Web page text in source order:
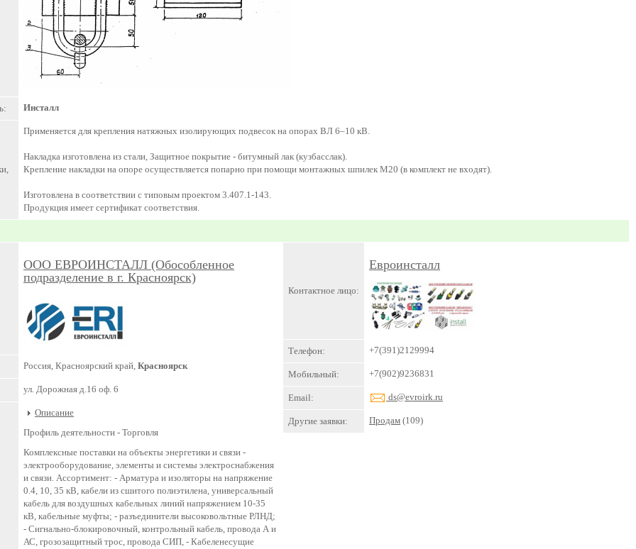
Инсталл
Применяется для крепления натяжных изолирующих подвесок на опорах ВЛ 6–10 кВ.
Накладка изготовлена из стали, Защитное покрытие - битумный лак (кузбасслак).
Крепление накладки на опоре осуществляется попарно при помощи монтажных шпилек М20 (в комплект не входят).
Изготовлена в соответствии с типовым проектом 3.407.1-143.
Продукция имеет сертификат соответствия.
ООО ЕВРОИНСТАЛЛ (Обособленное
подразделение в г. Красноярск)
Россия, Красноярский край, Красноярск
ул. Дорожная д.16 оф. 6
Описание
Профиль деятельности - Торговля
Комплексные поставки на объекты энергетики и связи -
электрооборудование, элементы и системы электроснабжения
и связи. Ассортимент: - Арматура и изоляторы на напряжение
0.4, 10, 35 кВ, кабели из сшитого полиэтилена, универсальный
кабель для воздушных кабельных линий напряжением 10-35
кВ, кабельные муфты; - разъединители высоковольтные РЛНД;
- Сигнально-блокировочный, контрольный кабель, провода А и
АС, грозозащитный трос, провода СИП, - Кабеленесущие
Контактное лицо:
Евроинсталл
Телефон: +7(391)2129994
Мобильный: +7(902)9236831
Email: ds@evroirk.ru
Другие заявки: Продам (109)